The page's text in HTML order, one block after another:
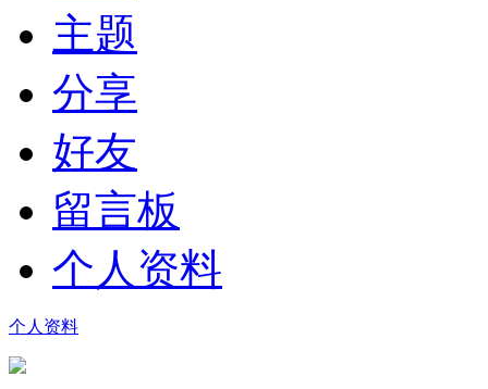
主题
分享
好友
留言板
个人资料
个人资料